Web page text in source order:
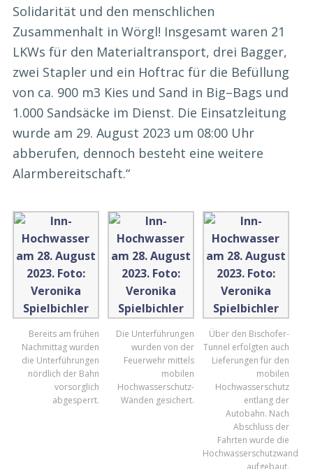
Solidarität und den menschlichen
Zusammenhalt in Wörgl! Insgesamt waren 21
LKWs für den Materialtransport, drei Bagger,
zwei Stapler und ein Hoftrac für die Befüllung
von ca. 900 m3 Kies und Sand in Big–Bags und
1.000 Sandsäcke im Dienst. Die Einsatzleitung
wurde am 29. August 2023 um 08:00 Uhr
abberufen, dennoch besteht eine weitere
Alarmbereitschaft.“
Bereits am frühen
Nachmittag wurden
die Unterführungen
nördlich der Bahn
vorsorglich
abgesperrt.
Die Unterführungen
wurden von der
Feuerwehr mittels
mobilen
Hochwasserschutz-
Wänden gesichert.
Über den Bischofer-
Tunnel erfolgten auch
Lieferungen für den
mobilen
Hochwasserschutz
entlang der
Autobahn. Nach
Abschluss der
Fahrten wurde die
Hochwasserschutzwand
aufgebaut.